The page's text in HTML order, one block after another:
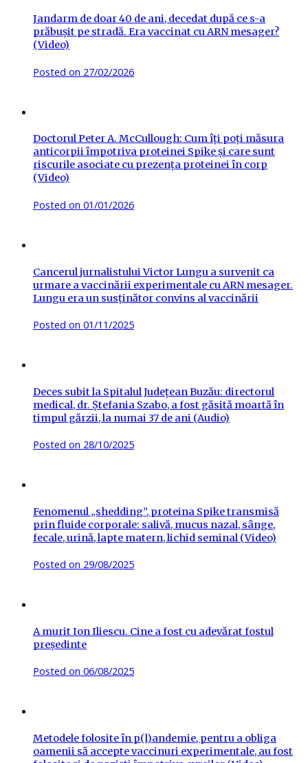
Jandarm de doar 40 de ani, decedat după ce s-a
prăbușit pe stradă. Era vaccinat cu ARN mesager?
(Video)
Posted on 27/02/2026
Doctorul Peter A. McCullough: Cum îți poți măsura
anticorpii împotriva proteinei Spike și care sunt
riscurile asociate cu prezența proteinei în corp
(Video)
Posted on 01/01/2026
Cancerul jurnalistului Victor Lungu a survenit ca
urmare a vaccinării experimentale cu ARN mesager.
Lungu era un susținător convins al vaccinării
Posted on 01/11/2025
Deces subit la Spitalul Județean Buzău: directorul
medical, dr. Ștefania Szabo, a fost găsită moartă în
timpul gărzii, la numai 37 de ani (Audio)
Posted on 28/10/2025
Fenomenul „shedding”, proteina Spike transmisă
prin fluide corporale: salivă, mucus nazal, sânge,
fecale, urină, lapte matern, lichid seminal (Video)
Posted on 29/08/2025
A murit Ion Iliescu. Cine a fost cu adevărat fostul
președinte
Posted on 06/08/2025
Metodele folosite în p(l)andemie, pentru a obliga
oamenii să accepte vaccinuri experimentale, au fost